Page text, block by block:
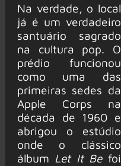
Na verdade, o local
já é um verdadeiro
santuário sagrado
na cultura pop. O
prédio funcionou
como uma das
primeiras sedes da
Apple Corps na
década de 1960 e
abrigou o estúdio
onde o clássico
álbum Let It Befoi